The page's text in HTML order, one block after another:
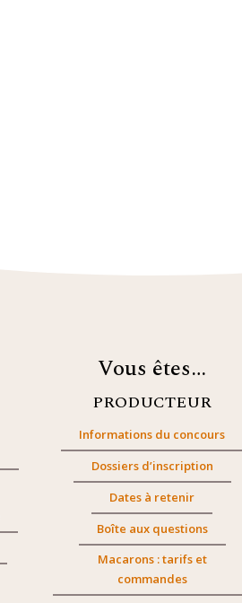
Vous êtes…
PRODUCTEUR
Informations du concours
Dossiers d’inscription
Dates à retenir
Boîte aux questions
Macarons : tarifs et
commandes